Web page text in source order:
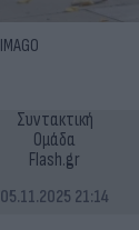
IMAGO
Συντακτική
Ομάδα
Flash.gr
05.11.2025 21:14